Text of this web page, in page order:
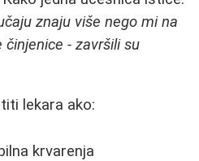
znaju više nego mi na
- završili su
lekara ako:
krvarenja